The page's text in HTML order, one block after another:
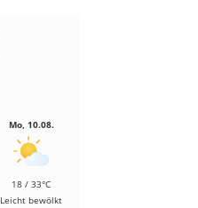
Mo, 10.08.
18 / 33°C
Leicht bewölkt